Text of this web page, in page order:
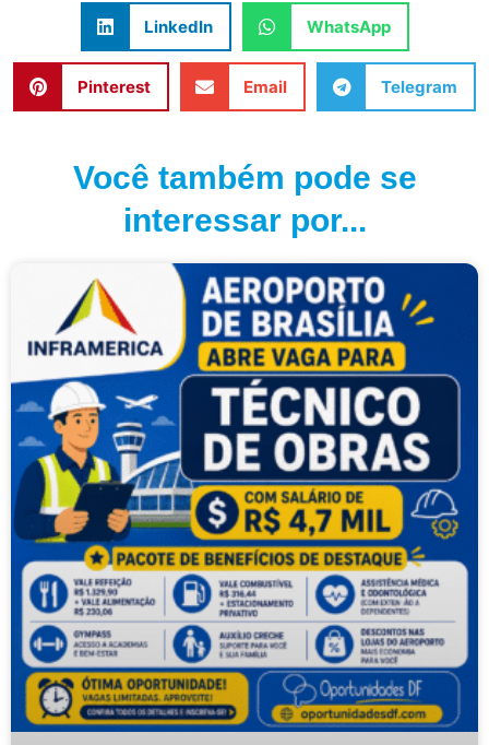
LinkedIn WhatsApp
Pinterest Email Telegram
Você também pode se
interessar por...